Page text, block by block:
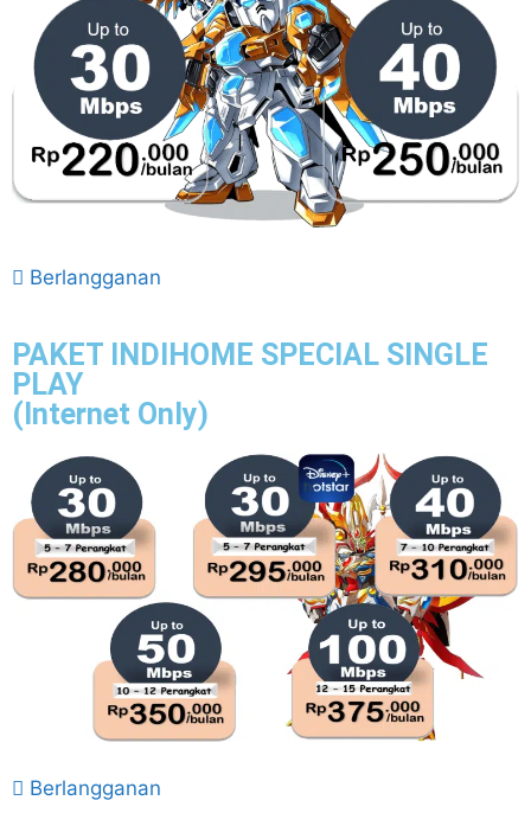
Berlangganan
PAKET INDIHOME SPECIAL SINGLE
PLAY
(Internet Only)
Berlangganan